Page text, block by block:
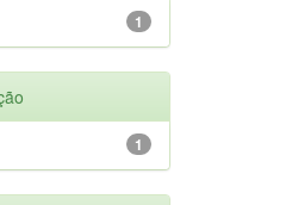
1
1